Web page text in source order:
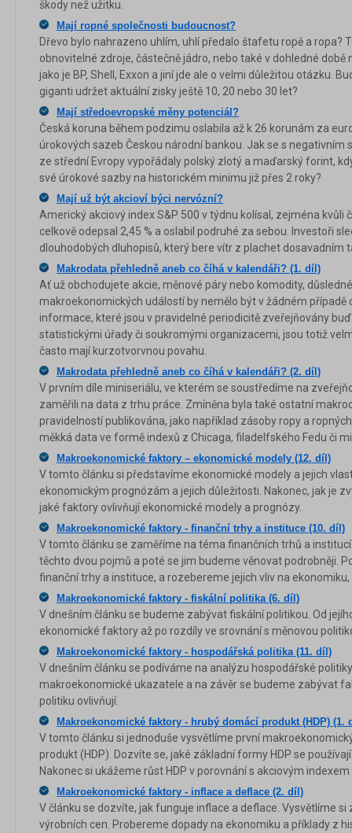
škody než užitku.
Mají ropné společnosti budoucnost?
Dřevo bylo nahrazeno uhlím, uhlí předalo štafetu ropě a ropa?
obnovitelné zdroje, částečně jádro, nebo také v dohledné době
jako je BP, Shell, Exxon a jiní jde ale o velmi důležitou otázku.
giganti udržet aktuální zisky ještě 10, 20 nebo 30 let?
Mají středoevropské měny potenciál?
Česká koruna během podzimu oslabila až k 26 korunám za
úrokových sazeb Českou národní bankou. Jak se s
ze střední Evropy vypořádaly polský zlotý a maďarský forint,
své úrokové sazby na historickém minimu již přes 2 roky?
Mají už být akcioví býci nervózní?
Americký akciový index S&P 500 v týdnu kolísal, zejména kvůli
celkově odepsal 2,45 % a oslabil podruhé za sebou. Investoři
dlouhodobých dluhopisů, který bere vítr z plachet dosavadním
Makrodata přehledně aneb co číhá v kalendáři? (1. díl)
Ať už obchodujete akcie, měnové páry nebo komodity,
makroekonomických událostí by nemělo být v žádném případě
informace, které jsou v pravidelné periodicitě zveřejňovány
statistickými úřady či soukromými organizacemi, jsou totiž
často mají kurzotvorvnou povahu.
Makrodata přehledně aneb co číhá v kalendáři? (2. díl)
V prvním díle miniseriálu, ve kterém se soustředíme na
zaměřili na data z trhu práce. Zmíněna byla také ostatní
pravidelností publikována, jako například zásoby ropy a
měkká data ve formě indexů z Chicaga, filadelfského Fedu či
Makroekonomické faktory – ekonomické modely (12. díl)
V tomto článku si představíme ekonomické modely a jejich
ekonomickým prognózám a jejich důležitosti. Nakonec, jak je
jaké faktory ovlivňují ekonomické modely a prognózy.
Makroekonomické faktory - finanční trhy a instituce (10. díl)
V tomto článku se zaměříme na téma finančních trhů a
těchto dvou pojmů a poté se jim budeme věnovat podrobněji.
finanční trhy a instituce, a rozebereme jejich vliv na
Makroekonomické faktory - fiskální politika (6. díl)
V dnešním článku se budeme zabývat fiskální politikou. Od
ekonomické faktory až po rozdíly ve srovnání s měnovou
Makroekonomické faktory - hospodářská politika (11. díl)
V dnešním článku se podíváme na analýzu hospodářské
makroekonomické ukazatele a na závěr se budeme zabývat
politiku ovlivňují.
Makroekonomické faktory - hrubý domácí produkt (HDP) (1.
V tomto článku si jednoduše vysvětlíme první
produkt (HDP). Dozvíte se, jaké základní formy HDP se
Nakonec si ukážeme růst HDP v porovnání s akciovým
Makroekonomické faktory - inflace a deflace (2. díl)
V článku se dozvíte, jak funguje inflace a deflace. Vysvětlíme si
výrobních cen. Probereme dopady na ekonomiku a příklady z